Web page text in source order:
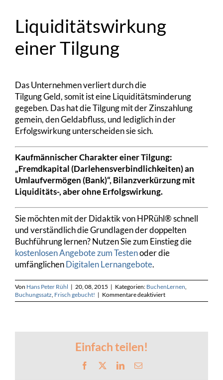
Liquiditätswirkung
einer Tilgung
Das Unternehmen verliert durch die
Tilgung Geld, somit ist eine Liquiditätsminderung
gegeben. Das hat die Tilgung mit der Zinszahlung
gemein, den Geldabfluss, und lediglich in der
Erfolgswirkung unterscheiden sie sich.
Kaufmännischer Charakter einer Tilgung:
„Fremdkapital (Darlehensverbindlichkeiten) an
Umlaufvermögen (Bank)“, Bilanzverkürzung mit
Liquiditäts-, aber ohne Erfolgswirkung.
Sie möchten mit der Didaktik von HPRühl® schnell
und verständlich die Grundlagen der doppelten
Buchführung lernen? Nutzen Sie zum Einstieg die
kostenlosen Angebote zum Testenoder die
umfänglichenDigitalen Lernangebote.
Von Hans Peter Rühl | 20, 08, 2015 | Kategorien: BuchenLernen
Buchungssatz Frisch gebucht! | Kommentare deaktiviertfür
Tilgung
Überweisung
Einfach teilen!
Facebook LinkedIn
E-